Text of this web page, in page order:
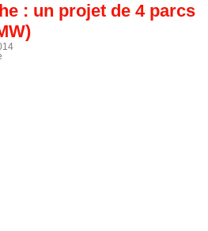
: un projet de 4 parcs